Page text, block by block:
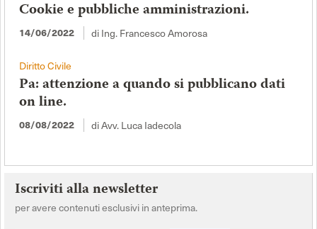
Cookie e pubbliche amministrazioni.
14/06/2022 di Ing. Francesco Amorosa
Diritto Civile
Pa: attenzione a quando si pubblicano dati
on line.
08/08/2022 di Avv. Luca Iadecola
Iscriviti alla newsletter
per avere contenuti esclusivi in anteprima.